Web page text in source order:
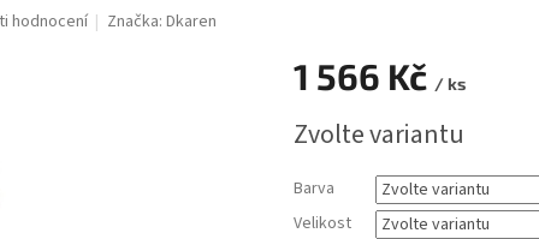
hodnocení Značka:Dkaren
1 566 Kč / ks
cena:
Zvolte variantu
Barva
Velikost